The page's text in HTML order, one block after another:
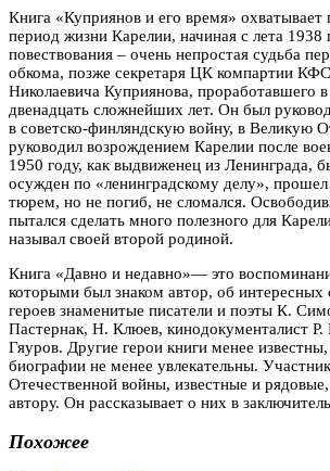
Книга «Куприянов и его время» охватывает
период жизни Карелии, начиная с лета 1938
повествования – очень непростая судьба
обкома, позже секретаря ЦК компартии
Николаевича Куприянова, проработавшего
двенадцать сложнейших лет. Он был
в советско-финляндскую войну, в Великую
руководил возрождением Карелии после
1950 году, как выдвиженец из Ленинграда,
осужден по «ленинградскому делу», прошел
тюрем, но не погиб, не сломался.
пытался сделать много полезного для
называл своей второй родиной.
Книга «Давно и недавно»— это
которыми был знаком автор, об
героев знаменитые писатели и поэты К.
Пастернак, Н. Клюев, кинодокументалист
Гяуров. Другие герои книги менее
биографии не менее увлекательны.
Отечественной войны, известные и
автору. Он рассказывает о них в
Похожее